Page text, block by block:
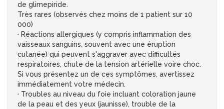
de glimepiride.
Très rares (observés chez moins de 1 patient sur 10
000)
· Réactions allergiques (y compris inflammation des
vaisseaux sanguins, souvent avec une éruption
cutanée) qui peuvent s'aggraver avec difficultés
respiratoires, chute de la tension artérielle voire choc.
Si vous présentez un de ces symptômes, avertissez
immédiatement votre médecin.
· Troubles au niveau du foie incluant coloration jaune
de la peau et des yeux (jaunisse), trouble de la